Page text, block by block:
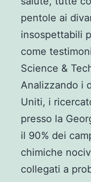
pentole ai
insospettabili
come
Science &
Analizzando i
Uniti, i
presso la
il 90% dei
chimiche
collegati a